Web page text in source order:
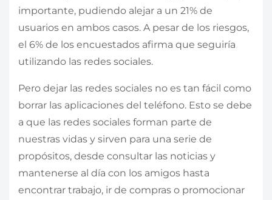
importante, pudiendo alejar a un 21% de
usuarios en ambos casos. A pesar de los riesgos,
el 6% de los encuestados afirma que seguiría
utilizando las redes sociales.
Pero dejar las redes sociales no es tan fácil como
borrar las aplicaciones del teléfono. Esto se debe
a que las redes sociales forman parte de
nuestras vidas y sirven para una serie de
propósitos, desde consultar las noticias y
mantenerse al día con los amigos hasta
encontrar trabajo, ir de compras o promocionar